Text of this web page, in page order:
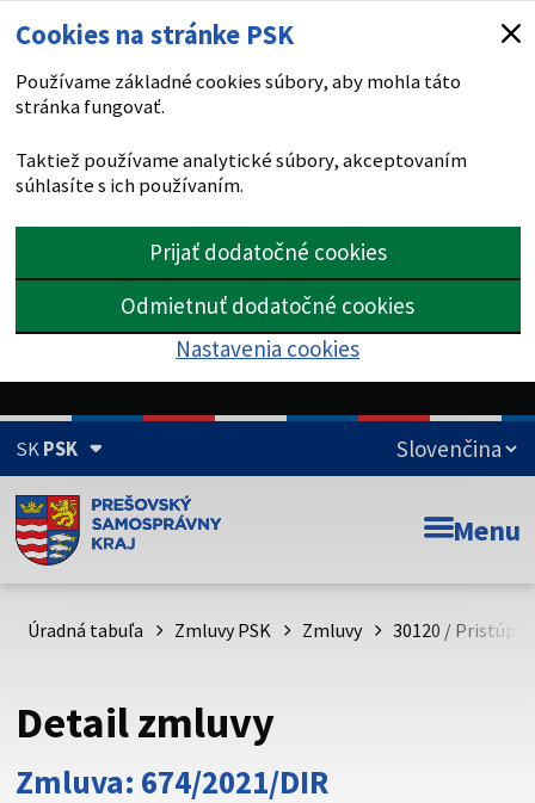
Cookies na stránke PSK
Používame základné cookies súbory, aby mohla táto
stránka fungovať.
Taktiež používame analytické súbory, akceptovaním
súhlasíte s ich používaním.
Prijať dodatočné cookies
Odmietnuť dodatočné cookies
Nastavenia cookies
SKPSK
Doména psk.sk je oficiálna
Toto je oficiálna webová stránka Prešovského
psk.sk.
Buďte pozorní a vždy sa uistite, že zdieľate informácie iba
cez zabezpečenú webovú stránku. Zabezpečená stránka
vždy začína https:// pred názvom domény webového sídla.
Menu
Úradná tabuľa Zmluvy PSK Zmluvy 30120 /
Detail zmluvy
Zmluva: 674/2021/DIR